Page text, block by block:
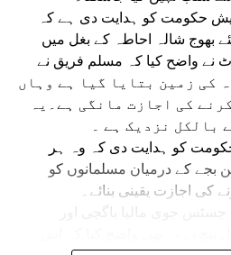
حکومت کو ہدایت دی ہے کہ
بھوج شالہ احاطہ کے بغل میں
نے واضح کیا کہ مسلم فریق نے
درگاہ کی زمین بتایا گیا ہے وہاں
کی اجازت مانگی ہے۔یہ
بالکل نزدیک ہے ۔
کو ہدایت دی کہ وہ ہر
بجے کے درمیان مسلمانوں کو
کی اجازت یقینی بنائے۔